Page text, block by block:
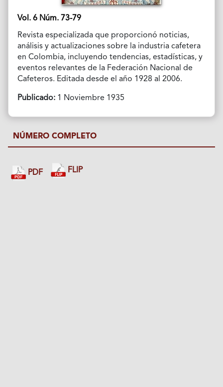
Vol. 6 Núm. 73-79
Revista especializada que proporcionó noticias,
análisis y actualizaciones sobre la industria cafetera
en Colombia, incluyendo tendencias, estadísticas, y
eventos relevantes de la Federación Nacional de
Cafeteros. Editada desde el año 1928 al 2006.
Publicado:1 Noviembre 1935
NÚMERO COMPLETO
PDF FLIP